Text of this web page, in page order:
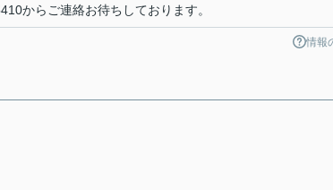
からご連絡お待ちしております。
情報